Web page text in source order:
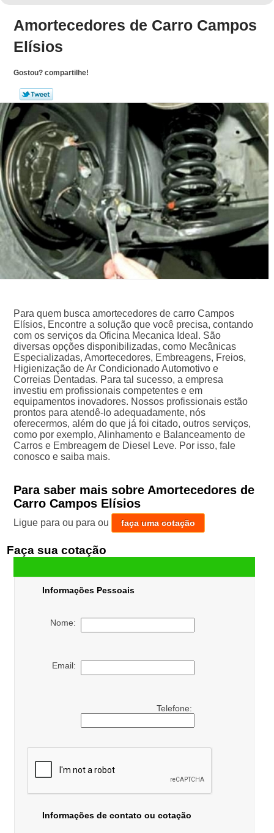
Amortecedores de Carro Campos
Elísios
Gostou? compartilhe!
Para quem busca amortecedores de carro Campos
Elísios, Encontre a solução que você precisa, contando
com os serviços da Oficina Mecanica Ideal. São
diversas opções disponibilizadas, como Mecânicas
Especializadas, Amortecedores, Embreagens, Freios,
Higienização de Ar Condicionado Automotivo e
Correias Dentadas. Para tal sucesso, a empresa
investiu em profissionais competentes e em
equipamentos inovadores. Nossos profissionais estão
prontos para atendê-lo adequadamente, nós
oferecermos, além do que já foi citado, outros serviços,
como por exemplo, Alinhamento e Balanceamento de
Carros e Embreagem de Diesel Leve. Por isso, fale
conosco e saiba mais.
Para saber mais sobre Amortecedores de
Carro Campos Elísios
Ligue para ou para ou faça uma cotação
Faça sua cotação
Informações Pessoais
Nome:
Email:
Telefone:
Informações de contato ou cotação